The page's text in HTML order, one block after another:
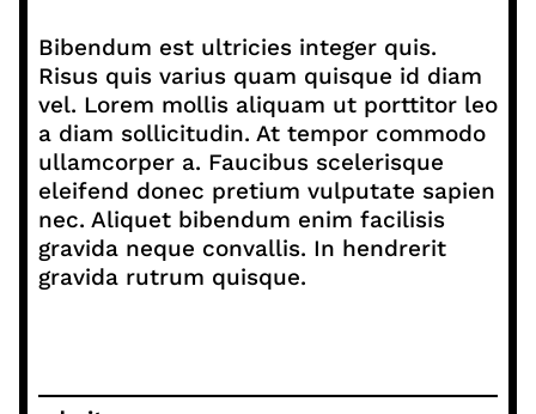
Bibendum est ultricies integer quis.
Risus quis varius quam quisque id diam
vel. Lorem mollis aliquam ut porttitor leo
a diam sollicitudin. At tempor commodo
ullamcorper a. Faucibus scelerisque
eleifend donec pretium vulputate sapien
nec. Aliquet bibendum enim facilisis
gravida neque convallis. In hendrerit
gravida rutrum quisque.